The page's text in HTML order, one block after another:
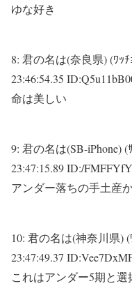
ゆな好き
8: 君の名は(奈良県) (ﾜｯ
23:46:54.35
命は美しい
9: 君の名は(SB-iPhone) (
23:47:15.89 ID:/
アンダー落ちの手土産
10: 君の名は(神奈川県)
23:47:49.37
これはアンダー5期と